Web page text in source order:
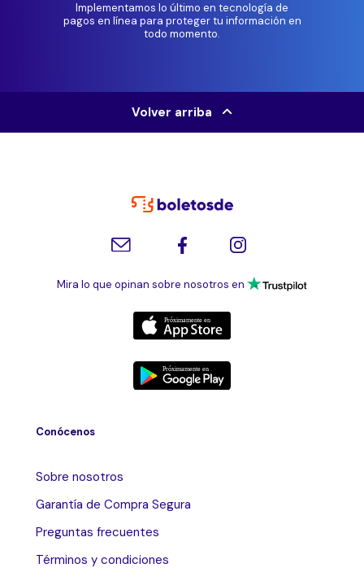
Implementamos lo último en tecnología de
pagos en línea para proteger tu información en
todo momento.
Volver arriba
Mira lo que opinan sobre nosotros en
Conócenos
Sobre nosotros
Garantía de Compra Segura
Preguntas frecuentes
Términos y condiciones